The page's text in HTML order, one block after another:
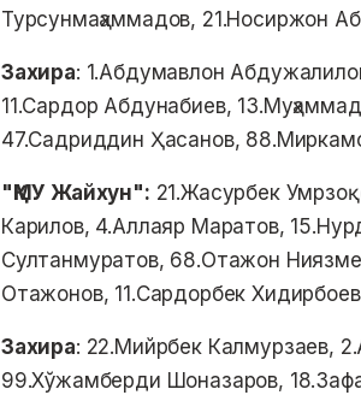
Турсунмаҳаммадов, 21.Носиржон
Захира: 1.Абдумавлон
11.Сардор Абдунабиев,
47.Садриддин Ҳасанов,
"ҚМУ Жайхун": 21.Жасурбек
Карилов, 4.Аллаяр Маратов,
Султанмуратов, 68.Отажон
Отажонов, 11.Сардорбек
Захира: 22.Мийрбек Калмурзаев,
99.Хўжамберди Шоназаров,